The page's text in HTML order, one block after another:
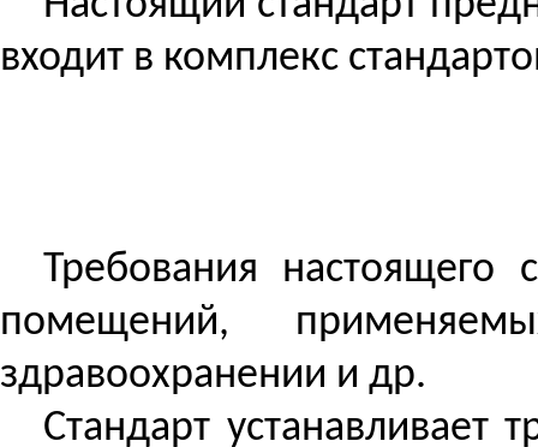
входит в комплекс
Требования настоящего
помещений,
здравоохранении и др.
Стандарт